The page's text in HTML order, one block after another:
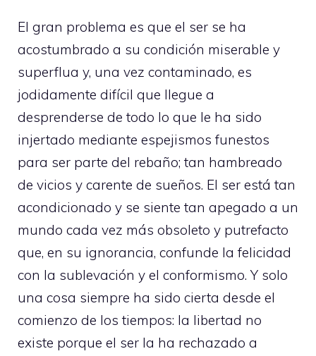
El gran problema es que el ser se ha
acostumbrado a su condición miserable y
superflua y, una vez contaminado, es
jodidamente difícil que llegue a
desprenderse de todo lo que le ha sido
injertado mediante espejismos funestos
para ser parte del rebaño; tan hambreado
de vicios y carente de sueños. El ser está tan
acondicionado y se siente tan apegado a un
mundo cada vez más obsoleto y putrefacto
que, en su ignorancia, confunde la felicidad
con la sublevación y el conformismo. Y solo
una cosa siempre ha sido cierta desde el
comienzo de los tiempos: la libertad no
existe porque el ser la ha rechazado a